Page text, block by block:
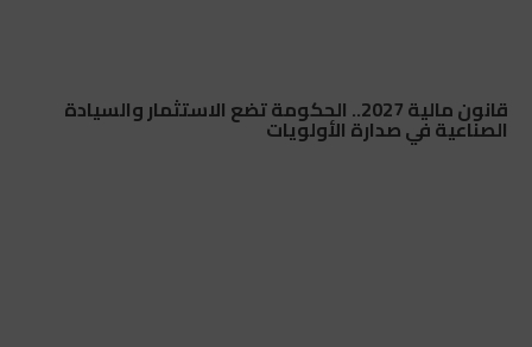
قانون مالية 2027.. الحكومة تضع الاستثمار والسيادة
الصناعية في صدارة الأولويات